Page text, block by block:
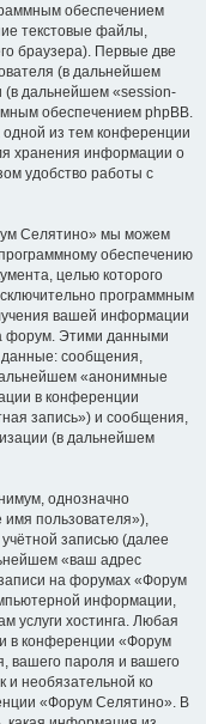
обеспечением
текстовые файлы,
браузера). Первые две
(в дальнейшем
(в дальнейшем «session-
обеспечением phpBB.
одной из тем конференции
хранения информации о
удобство работы с
Селятино» мы можем
обеспечению
целью которого
программным
вашей информации
форум. Этими данными
сообщения,
«анонимные
в конференции
запись») и сообщения,
(в дальнейшем
однозначно
пользователя»),
записью (далее
«ваш адрес
на форумах «Форум
информации,
услуги хостинга. Любая
в конференции «Форум
вашего пароля и вашего
и необязательной ко
«Форум Селятино». В